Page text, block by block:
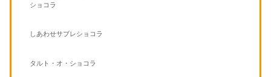
ショコラ
しあわせサブレショコラ
タルト・オ・ショコラ